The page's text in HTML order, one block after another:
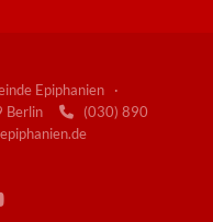
Epiphanien ·
Berlin
(030) 890